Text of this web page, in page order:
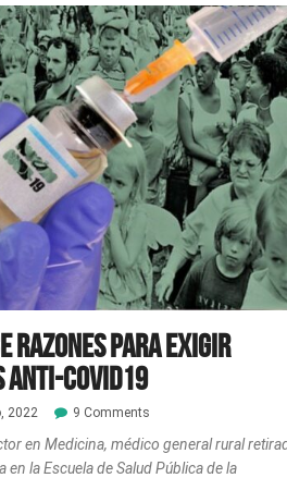
razones para exigir
anti-covid19
2022 9 Comments
en Medicina, médico general rural
la Escuela de Salud Pública de la